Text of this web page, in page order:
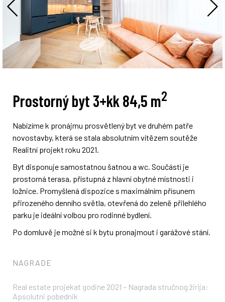
Prostorný byt 3+kk 84,5 m2
Nabízíme k pronájmu prosvětlený byt ve druhém patře
novostavby, která se stala absolutním vítězem soutěže
Realitní projekt roku 2021.
Byt disponuje samostatnou šatnou a wc. Součástí je
prostorná terasa, přístupná z hlavní obytné místnosti i
ložnice. Promyšlená dispozice s maximálním přísunem
přirozeného denního světla, otevřená do zeleně přilehlého
parku je ideální volbou pro rodinné bydlení.
Po domluvě je možné si k bytu pronajmout i garážové stání.
NAGRADE
Real estate projekat godine 2021 – Nagrada stručnog žirija:
Apsolutni pobednik